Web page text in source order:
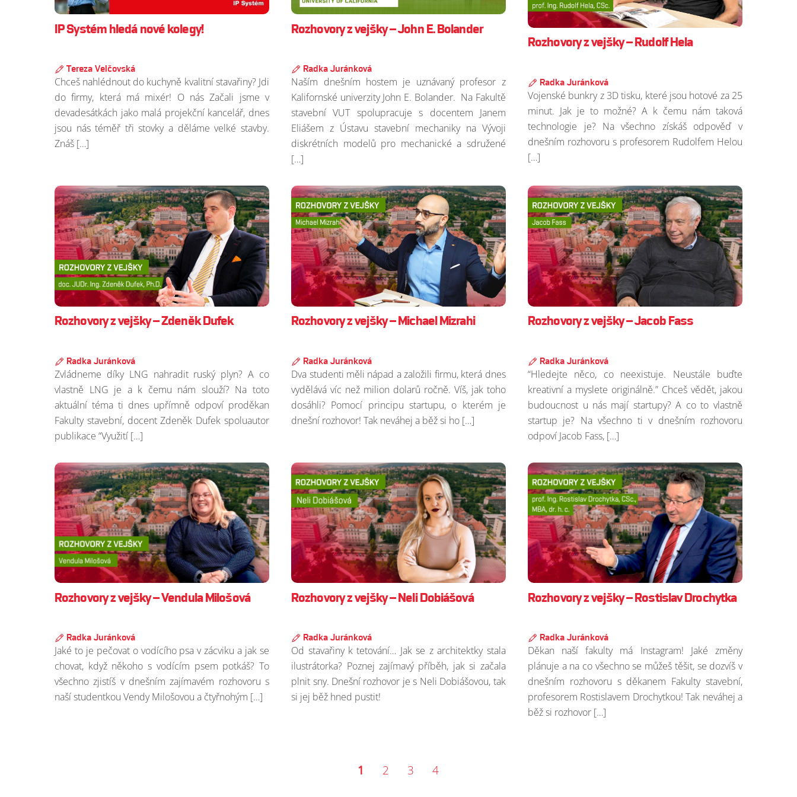
IP Systém hledá nové kolegy!
Tereza Velčovská
Chceš nahlédnout do kuchyně kvalitní stavařiny? Jdi
do firmy, která má mixér! O nás Začali jsme v
devadesátkách jako malá projekční kancelář, dnes
jsou nás téměř tři stovky a děláme velké stavby.
Znáš […]
Rozhovory z vejšky – John E. Bolander
Radka Juránková
Naším dnešním hostem je uznávaný profesor z
Kalifornské univerzity John E. Bolander. Na Fakultě
stavební VUT spolupracuje s docentem Janem
Eliášem z Ústavu stavební mechaniky na Vývoji
diskrétních modelů pro mechanické a sdružené
[…]
Rozhovory z vejšky – Rudolf Hela
Radka Juránková
Vojenské bunkry z 3D tisku, které jsou hotové za 25
minut. Jak je to možné? A k čemu nám taková
technologie je? Na všechno získáš odpověď v
dnešním rozhovoru s profesorem Rudolfem Helou
[…]
Rozhovory z vejšky – Zdeněk Dufek
Radka Juránková
Zvládneme díky LNG nahradit ruský plyn? A co
vlastně LNG je a k čemu nám slouží? Na toto
aktuální téma ti dnes upřímně odpoví proděkan
Fakulty stavební, docent Zdeněk Dufek spoluautor
publikace “Využití […]
Rozhovory z vejšky – Michael Mizrahi
Radka Juránková
Dva studenti měli nápad a založili firmu, která dnes
vydělává víc než milion dolarů ročně. Víš, jak toho
dosáhli? Pomocí principu startupu, o kterém je
dnešní rozhovor! Tak neváhej a běž si ho […]
Rozhovory z vejšky – Jacob Fass
Radka Juránková
“Hledejte něco, co neexistuje. Neustále buďte
kreativní a myslete originálně.” Chceš vědět, jakou
budoucnost u nás mají startupy? A co to vlastně
startup je? Na všechno ti v dnešním rozhovoru
odpoví Jacob Fass, […]
Rozhovory z vejšky – Vendula Milošová
Radka Juránková
Jaké to je pečovat o vodícího psa v zácviku a jak se
chovat, když někoho s vodícím psem potkáš? To
všechno zjistíš v dnešním zajímavém rozhovoru s
naší studentkou Vendy Milošovou a čtyřnohým […]
Rozhovory z vejšky – Neli Dobiášová
Radka Juránková
Od stavařiny k tetování… Jak se z architektky stala
ilustrátorka? Poznej zajímavý příběh, jak si začala
plnit sny. Dnešní rozhovor je s Neli Dobiášovou, tak
si jej běž hned pustit!
Rozhovory z vejšky – Rostislav Drochytka
Radka Juránková
Děkan naší fakulty má Instagram! Jaké změny
plánuje a na co všechno se můžeš těšit, se dozvíš v
dnešním rozhovoru s děkanem Fakulty stavební,
profesorem Rostislavem Drochytkou! Tak neváhej a
běž si rozhovor […]
1 2 3 4